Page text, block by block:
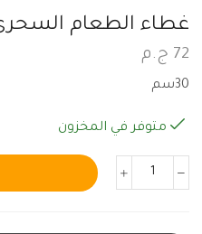
غطاء الطعام
72 ج.م
30سم
متوفر في المخزون